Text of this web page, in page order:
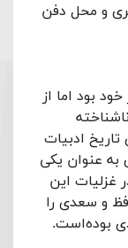
یا ۹۴۱ هجری قمری و محل دفن
بود اما از
ادبیات
به عنوان یکی
غزلیات این
و سعدی را
بوده‌است.